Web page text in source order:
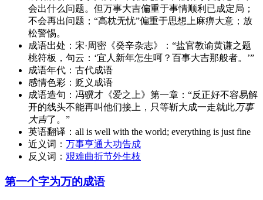
会出什么问题。但万事大吉偏重于事情顺利已成定局；
不会再出问题；“高枕无忧”偏重于思想上麻痹大意；放
松警惕。
成语出处： 宋·周密《癸辛杂志》：“盐官教谕黄谦之题
桃符板，句云：‘宜人新年怎生呵？百事大吉那般者。’”
成语年代： 古代成语
感情色彩： 贬义成语
成语造句： 冯骥才《爱之上》第一章：“反正好不容易解
开的线头不能再叫他们接上，只等靳大成一走就此万事
大吉了。”
英语翻译： all is well with the world; everything is just fine
近义词： 万事亨通大功告成
反义词： 艰难曲折节外生枝
第一个字为万的成语